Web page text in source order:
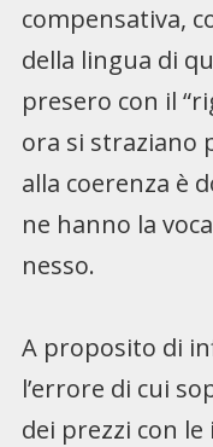
compensativa,
della lingua di
presero con il
ora si straziano
alla coerenza è
ne hanno la
nesso.
A proposito di
l’errore di cui
dei prezzi con le